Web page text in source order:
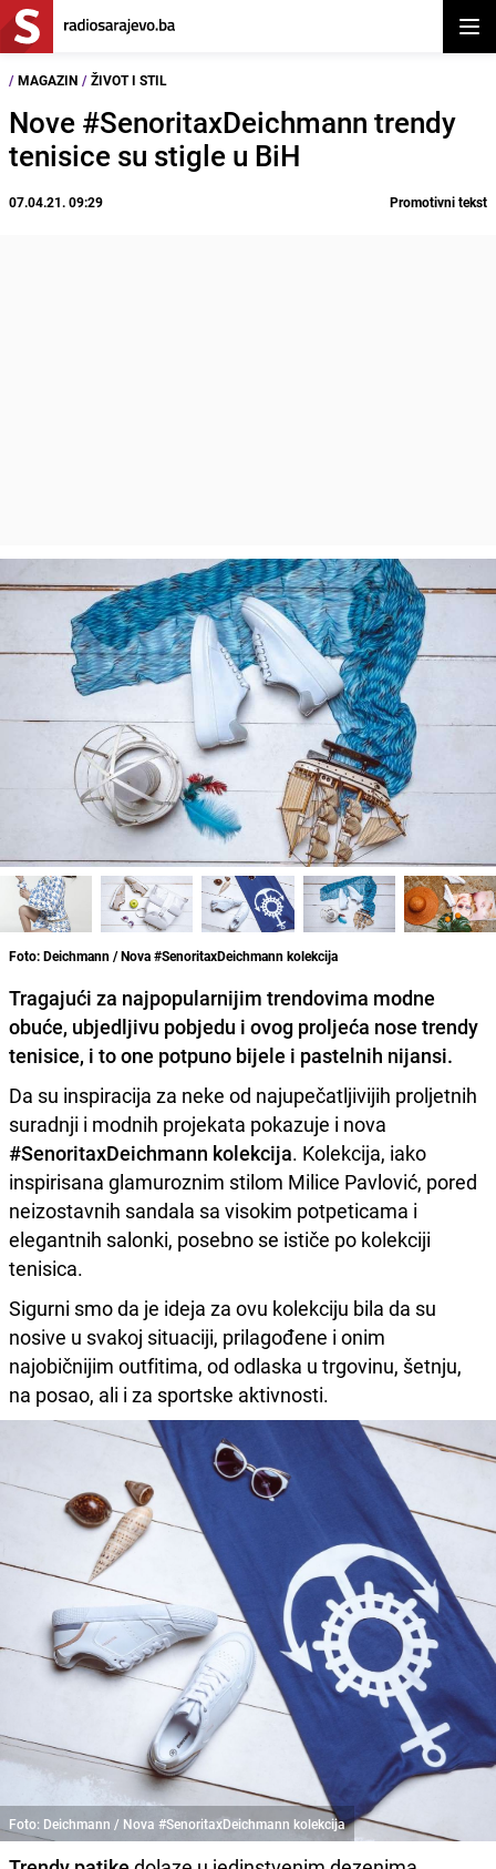
/ MAGAZIN / ŽIVOT I STIL
Nove #SenoritaxDeichmann trendy
tenisice su stigle u BiH
07.04.21. 09:29 Promotivni tekst
Foto: Deichmann / Nova #SenoritaxDeichmann kolekcija
Tragajući za najpopularnijim trendovima modne
obuće, ubjedljivu pobjedu i ovog proljeća nose trendy
tenisice, i to one potpuno bijele i pastelnih nijansi.
Da su inspiracija za neke od najupečatljivijih proljetnih
suradnji i modnih projekata pokazuje i nova
#SenoritaxDeichmann kolekcija. Kolekcija, iako
inspirisana glamuroznim stilom Milice Pavlović, pored
neizostavnih sandala sa visokim potpeticama i
elegantnih salonki, posebno se ističe po kolekciji
tenisica.
Sigurni smo da je ideja za ovu kolekciju bila da su
nosive u svakoj situaciji, prilagođene i onim
najobičnijim outfitima, od odlaska u trgovinu, šetnju,
na posao, ali i za sportske aktivnosti.
Foto: Deichmann / Nova #SenoritaxDeichmann kolekcija